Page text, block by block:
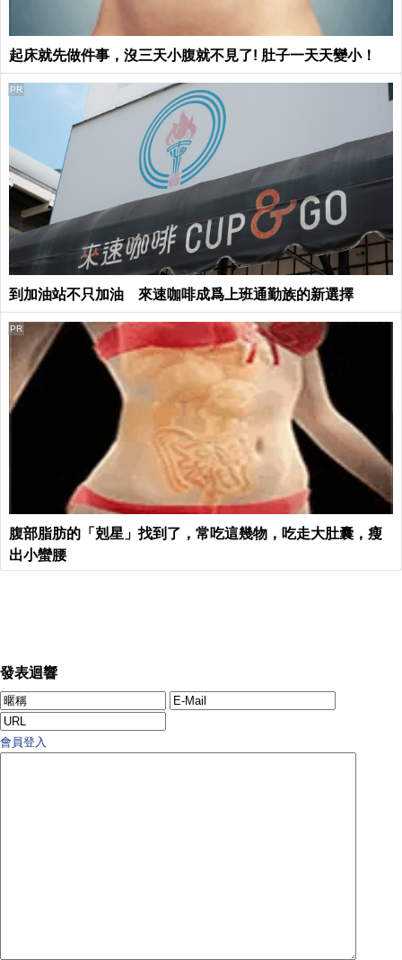
起床就先做件事，沒三天小腹就不見了! 肚子一天天變小！
到加油站不只加油 來速咖啡成爲上班通勤族的新選擇
PR
腹部脂肪的「剋星」找到了，常吃這幾物，吃走大肚囊，瘦
出小蠻腰
PR
發表迴響
會員登入